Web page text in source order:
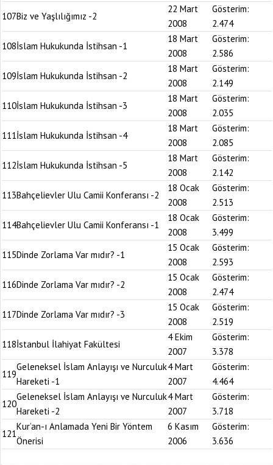
107Biz ve Yaşlılığımız -2
22 Mart
2008
Gösterim:
2.474
108İslam Hukukunda İstihsan -1
18 Mart
2008
Gösterim:
2.586
109İslam Hukukunda İstihsan -2
18 Mart
2008
Gösterim:
2.149
110İslam Hukukunda İstihsan -3
18 Mart
2008
Gösterim:
2.035
111İslam Hukukunda İstihsan -4
18 Mart
2008
Gösterim:
2.085
112İslam Hukukunda İstihsan -5
18 Mart
2008
Gösterim:
2.142
113Bahçelievler Ulu Camii Konferansı -2
18 Ocak
2008
Gösterim:
2.513
114Bahçelievler Ulu Camii Konferansı -1
18 Ocak
2008
Gösterim:
3.499
115Dinde Zorlama Var mıdır? -1
15 Ocak
2008
Gösterim:
2.593
116Dinde Zorlama Var mıdır? -2
15 Ocak
2008
Gösterim:
2.474
117Dinde Zorlama Var mıdır? -3
15 Ocak
2008
Gösterim:
2.519
118İstanbul İlahiyat Fakültesi
4 Ekim
2007
Gösterim:
3.378
119
Geleneksel İslam Anlayışı ve Nurculuk
Hareketi -1
4 Mart
2007
Gösterim:
4.464
120
Geleneksel İslam Anlayışı ve Nurculuk
Hareketi -2
4 Mart
2007
Gösterim:
3.718
121
Kur’an-ı Anlamada Yeni Bir Yöntem
Önerisi
6 Kasım
2006
Gösterim:
3.636